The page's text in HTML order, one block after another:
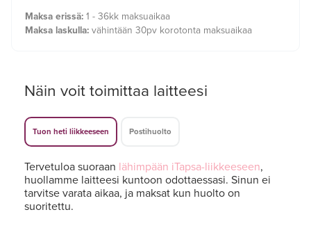
Maksa erissä: 1 - 36kk maksuaikaa
Maksa laskulla: vähintään 30pv korotonta maksuaikaa
Näin voit toimittaa laitteesi
Tuon heti liikkeeseen Postihuolto
Tervetuloa suoraan lähimpään iTapsa-liikkeeseen,
huollamme laitteesi kuntoon odottaessasi. Sinun ei
tarvitse varata aikaa, ja maksat kun huolto on
suoritettu.